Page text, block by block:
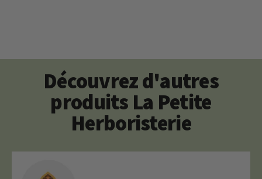
Découvrez d'autres
produits La Petite
Herboristerie